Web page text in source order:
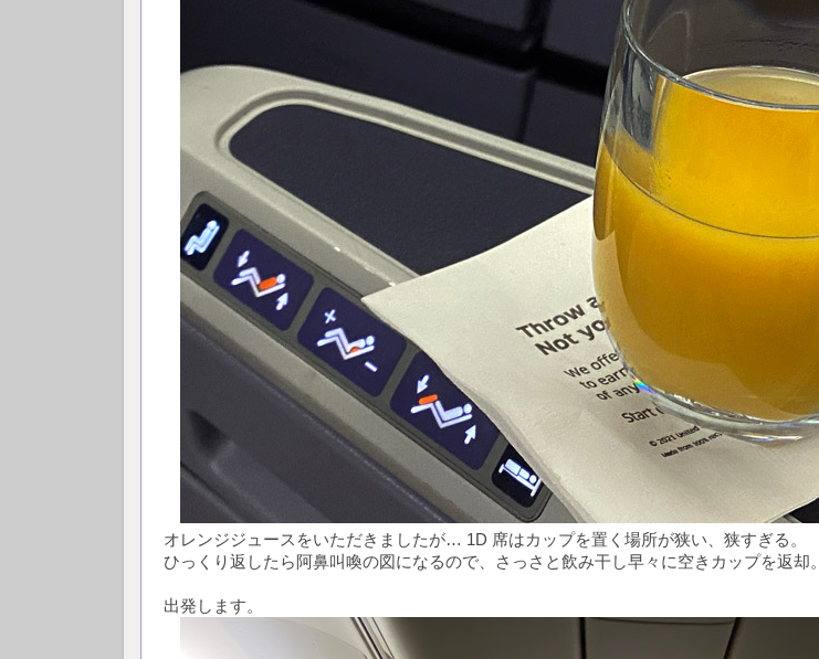
オレンジジュースをいただきましたが… 1D 席はカップを置く場所が狭い、狭すぎる。
ひっくり返したら阿鼻叫喚の図になるので、さっさと飲み干し早々に空きカップを返却。
出発します。